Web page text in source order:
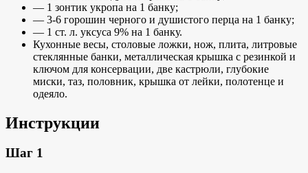
— 1 зонтик укропа на 1 банку;
— 3-6 горошин черного и душистого перца на 1 банку;
— 1 ст. л. уксуса 9% на 1 банку.
Кухонные весы, столовые ложки, нож, плита, литровые
стеклянные банки, металлическая крышка с резинкой и
ключом для консервации, две кастрюли, глубокие
миски, таз, половник, крышка от лейки, полотенце и
одеяло.
Инструкции
Шаг 1